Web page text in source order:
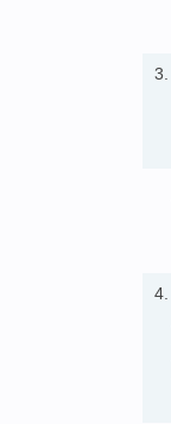
3.
4.